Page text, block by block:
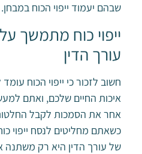
שבהם יעמוד ייפוי הכוח במבחן.
ייפוי כוח מתמשך
עורך הדין
חשוב לזכור כי ייפוי הכוח
איכות החיים שלכם, ואתם
אחר את הסמכות לקבל
כשאתם מחליטים לנסח ייפוי
של עורך הדין היא רק